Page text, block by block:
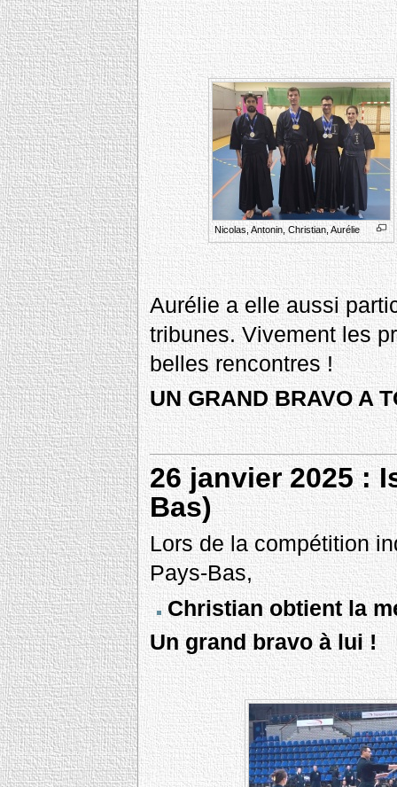
Nicolas, Antonin, Christian, Aurélie
Aurélie a elle aussi
tribunes. Vivement les
belles rencontres !
UN GRAND BRAVO A
26 janvier 2025 :
Bas)
Lors de la compétition
Pays-Bas,
Christian obtient la
Un grand bravo à lui !